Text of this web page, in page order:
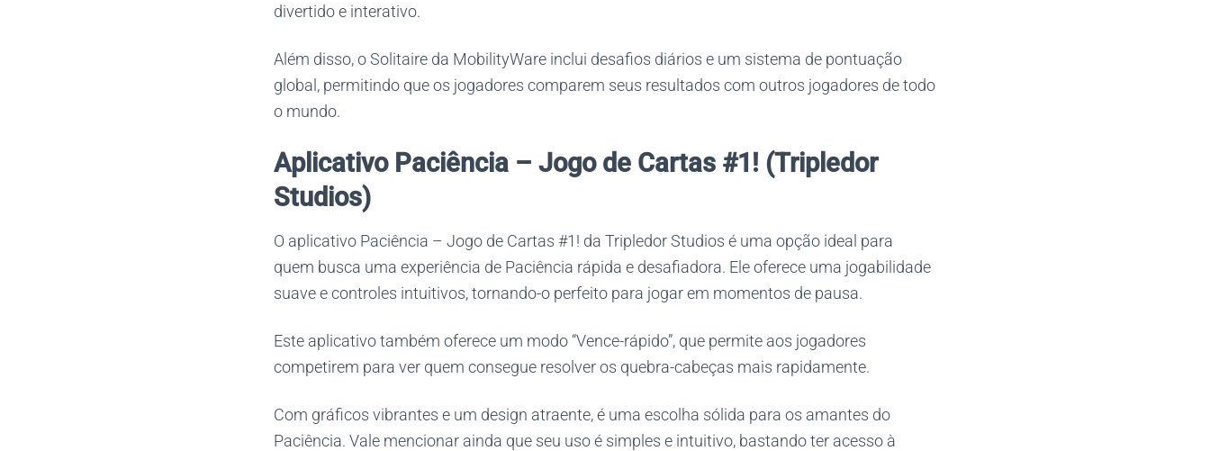
divertido e interativo.
Além disso, o Solitaire da MobilityWare inclui desafios diários e um sistema de pontuação
global, permitindo que os jogadores comparem seus resultados com outros jogadores de todo
o mundo.
Aplicativo Paciência – Jogo de Cartas #1! (Tripledor
Studios)
O aplicativo Paciência – Jogo de Cartas #1! da Tripledor Studios é uma opção ideal para
quem busca uma experiência de Paciência rápida e desafiadora. Ele oferece uma jogabilidade
suave e controles intuitivos, tornando-o perfeito para jogar em momentos de pausa.
Este aplicativo também oferece um modo “Vence-rápido”, que permite aos jogadores
competirem para ver quem consegue resolver os quebra-cabeças mais rapidamente.
Com gráficos vibrantes e um design atraente, é uma escolha sólida para os amantes do
Paciência. Vale mencionar ainda que seu uso é simples e intuitivo, bastando ter acesso à